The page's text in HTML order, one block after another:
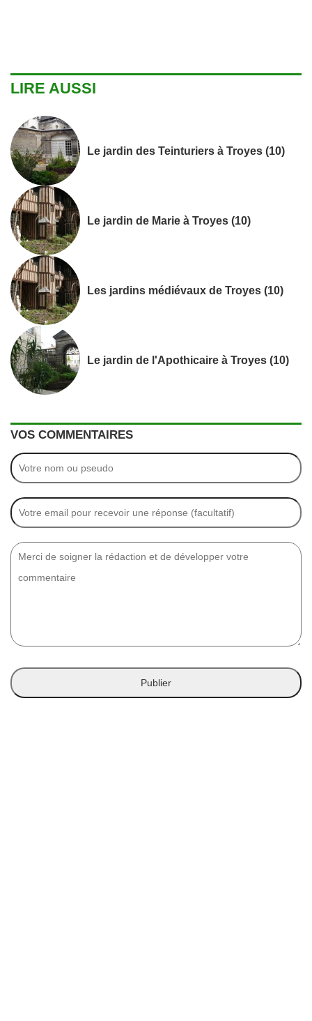
LIRE AUSSI
Le jardin des Teinturiers à Troyes (10)
Le jardin de Marie à Troyes (10)
Les jardins médiévaux de Troyes (10)
Le jardin de l'Apothicaire à Troyes (10)
VOS COMMENTAIRES